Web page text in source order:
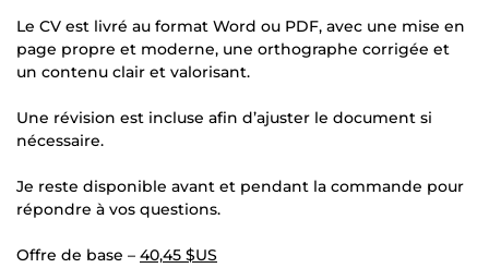
Le CV est livré au format Word ou PDF, avec une mise en
page propre et moderne, une orthographe corrigée et
un contenu clair et valorisant.
Une révision est incluse afin d’ajuster le document si
nécessaire.
Je reste disponible avant et pendant la commande pour
répondre à vos questions.
Offre de base – 40,45 $US